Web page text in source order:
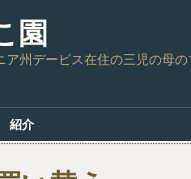
園
ア州デービス在住の三児の母の
紹介